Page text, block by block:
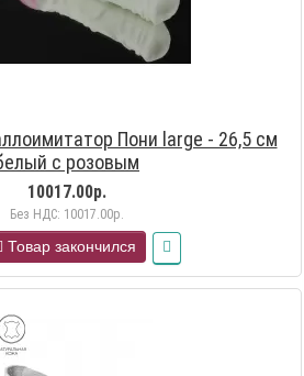
Пони large - 26,5 см
с розовым
10017.00р.
Без НДС: 10017.00р.
Товар закончился